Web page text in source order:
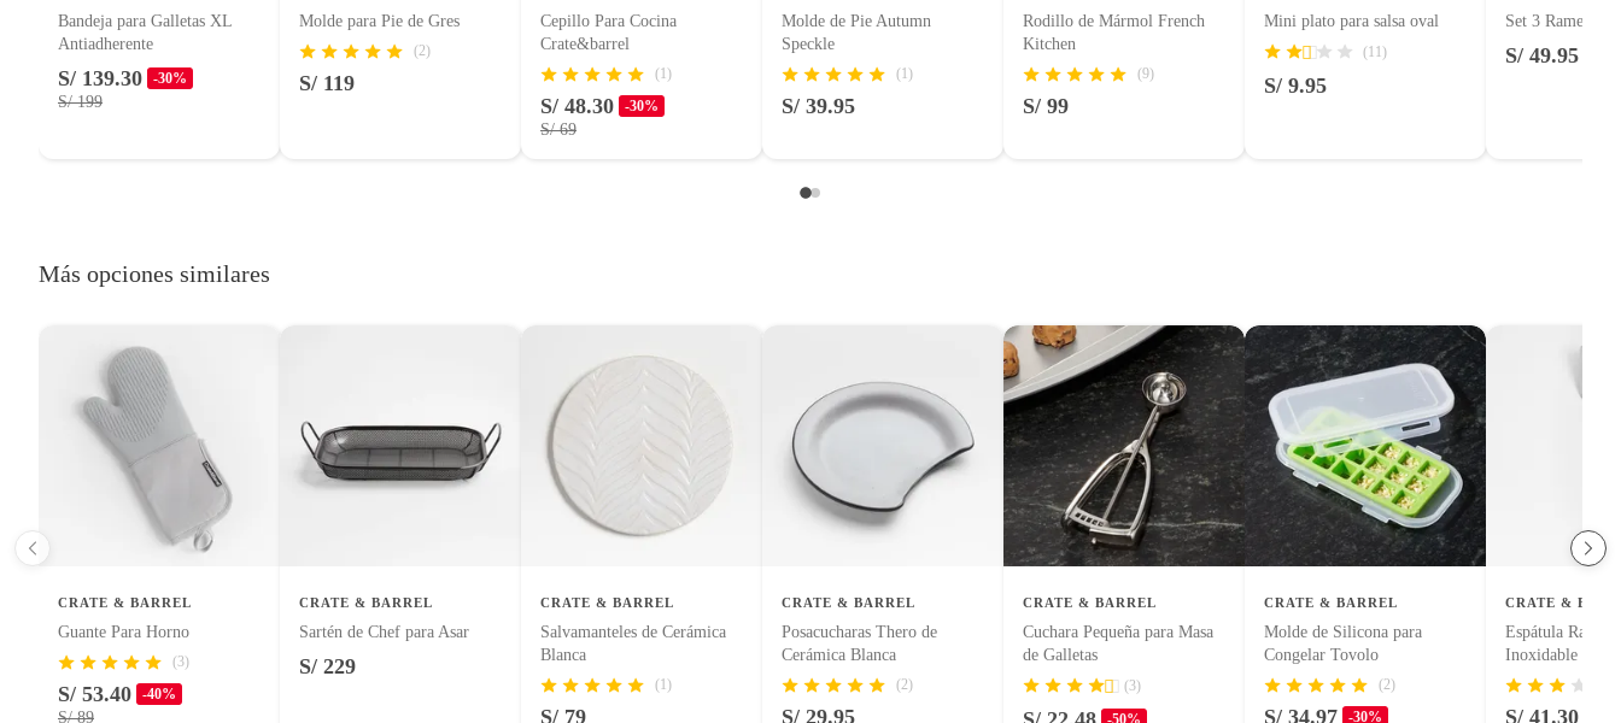
Alto
Productos comprados en Outlet Atocongo.
Productos perecibles como alimentos, bebidas, medicamentos, suplementos alimenticios, vitaminas.
Productos digitales (descarga inmediata).
Por motivos de salubridad, la ropa interior inferior y ropas de baño con señales de uso, sin empaques, etiquetas o sellos.
Alimentos, bebidas, fórmulas y leches para bebés.
Productos que hayan sido previamente instalados.
Motocicletas y bicicletas motorizadas.
Licores y cigarros electrónicos.
Bandeja para Galletas XL
Antiadherente
S/ 139.30 -30%
S/ 199
Molde para Pie de Gres
(2)
S/ 119
Cepillo Para Cocina
Crate&barrel
(1)
S/ 48.30 -30%
S/ 69
Molde de Pie Autumn
Speckle
(1)
S/ 39.95
Rodillo de Mármol French
Kitchen
(9)
S/ 99
Mini plato para salsa oval
(11)
S/ 9.95
Set 3 Ramekins
S/ 49.95
Más opciones similares
CRATE & BARREL
Guante Para Horno
(3)
S/ 53.40 -40%
S/ 89
CRATE & BARREL
Sartén de Chef para Asar
S/ 229
CRATE & BARREL
Salvamanteles de Cerámica
Blanca
(1)
S/ 79
CRATE & BARREL
Posacucharas Thero de
Cerámica Blanca
(2)
S/ 29.95
CRATE & BARREL
Cuchara Pequeña para Masa
de Galletas
(3)
-50%
CRATE & BARREL
Molde de Silicona para
Congelar Tovolo
(2)
S/ 34.97 -30%
CRATE &
Espátula
Inoxidable
S/ 41.30